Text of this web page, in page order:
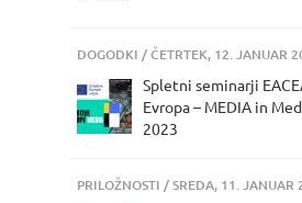
DOGODKI / ČETRTEK, 12. JANUAR
Spletni seminarji
Evropa – MEDIA in
2023
PRILOŽNOSTI / SREDA, 11. JANUAR